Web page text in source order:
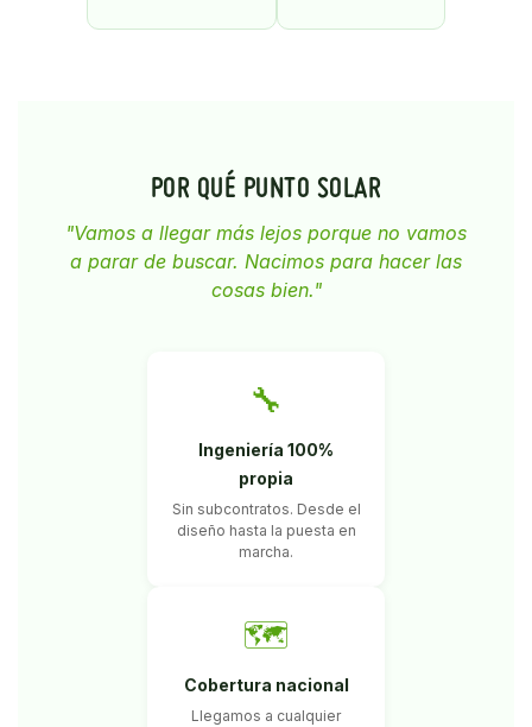
POR QUÉ PUNTO SOLAR
"Vamos a llegar más lejos porque no vamos
a parar de buscar. Nacimos para hacer las
cosas bien."
🔧
Ingeniería 100%
propia
Sin subcontratos. Desde el
diseño hasta la puesta en
marcha.
🗺
Cobertura nacional
Llegamos a cualquier